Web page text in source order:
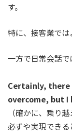
す。
特に、接客業では
一方で日常会話で
Certainly, there
overcome, but
（確かに、乗り
必ずや実現できる